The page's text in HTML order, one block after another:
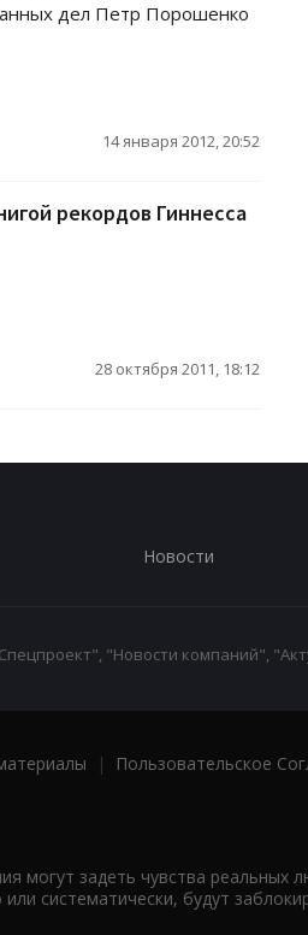
дел Петр Порошенко
14 января 2012, 20:52
рекордов Гиннесса
28 октября 2011, 18:12
Новости
"Новости компаний",
| Пользовательское
задеть чувства реальных
систематически, будут